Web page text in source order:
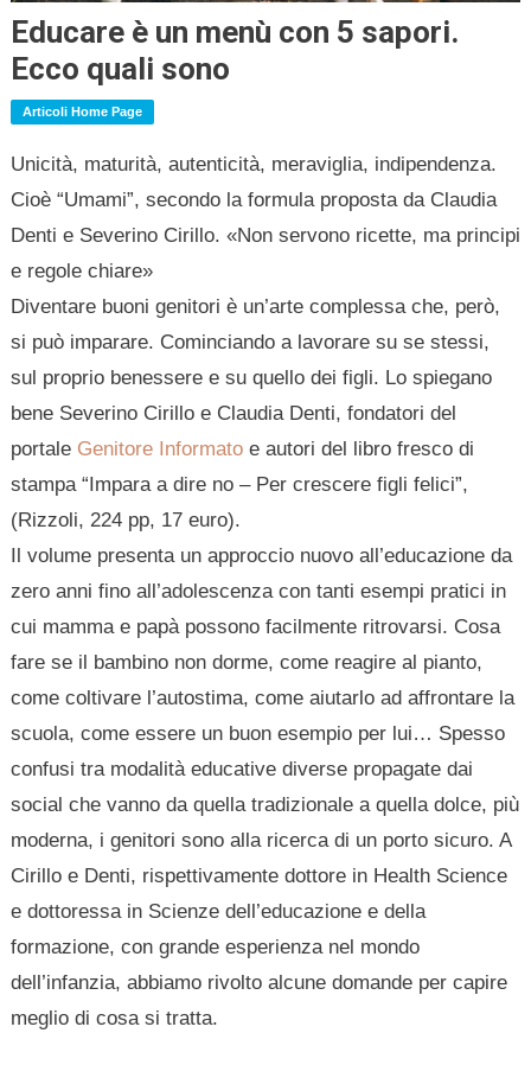
Educare è un menù con 5 sapori.
Ecco quali sono
Articoli Home Page
Unicità, maturità, autenticità, meraviglia, indipendenza.
Cioè “Umami”, secondo la formula proposta da Claudia
Denti e Severino Cirillo. «Non servono ricette, ma principi
e regole chiare»
Diventare buoni genitori è un’arte complessa che, però,
si può imparare. Cominciando a lavorare su se stessi,
sul proprio benessere e su quello dei figli. Lo spiegano
bene Severino Cirillo e Claudia Denti, fondatori del
portale Genitore Informatoe autori del libro fresco di
stampa “Impara a dire no – Per crescere figli felici”,
(Rizzoli, 224 pp, 17 euro).
Il volume presenta un approccio nuovo all’educazione da
zero anni fino all’adolescenza con tanti esempi pratici in
cui mamma e papà possono facilmente ritrovarsi. Cosa
fare se il bambino non dorme, come reagire al pianto,
come coltivare l’autostima, come aiutarlo ad affrontare la
scuola, come essere un buon esempio per lui… Spesso
confusi tra modalità educative diverse propagate dai
social che vanno da quella tradizionale a quella dolce, più
moderna, i genitori sono alla ricerca di un porto sicuro. A
Cirillo e Denti, rispettivamente dottore in Health Science
e dottoressa in Scienze dell’educazione e della
formazione, con grande esperienza nel mondo
dell’infanzia, abbiamo rivolto alcune domande per capire
meglio di cosa si tratta.